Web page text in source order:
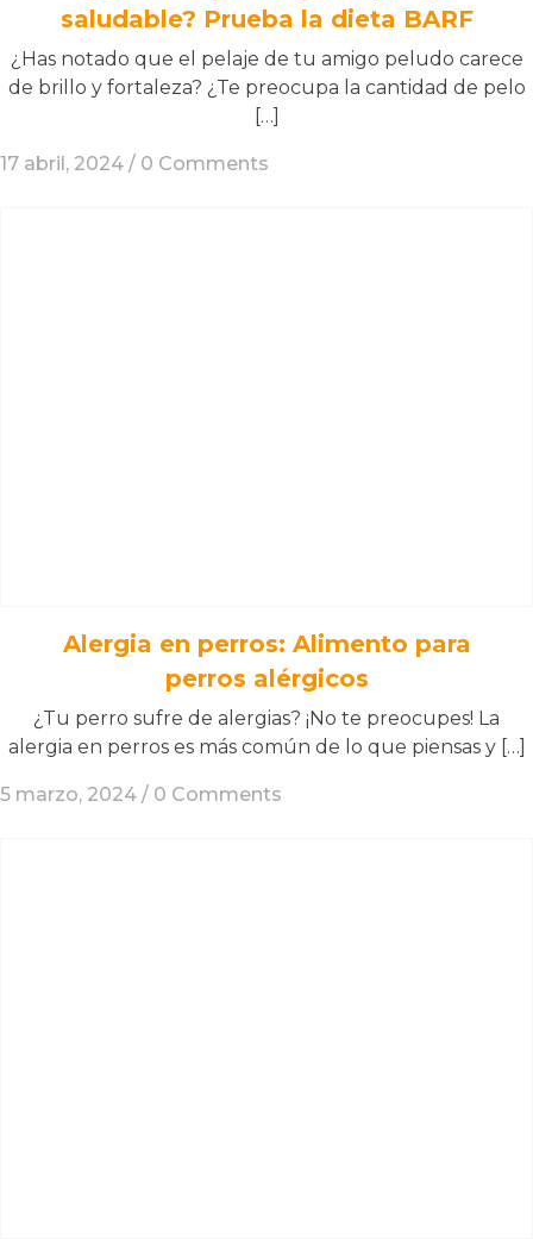
saludable? Prueba la dieta BARF
¿Has notado que el pelaje de tu amigo peludo carece
de brillo y fortaleza? ¿Te preocupa la cantidad de pelo
[…]
17 abril, 2024 / 0 Comments
Alergia en perros: Alimento para
perros alérgicos
¿Tu perro sufre de alergias? ¡No te preocupes! La
alergia en perros es más común de lo que piensas y […]
5 marzo, 2024 / 0 Comments